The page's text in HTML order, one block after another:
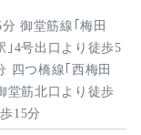
御堂筋線｢梅田
｣4号出口より徒歩5
四つ橋線｢西梅田
堂筋北口より徒歩
15分